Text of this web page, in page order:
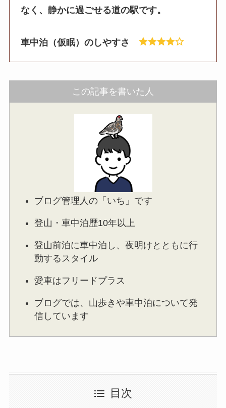
なく、静かに過ごせる道の駅です。
車中泊（仮眠）のしやすさ
この記事を書いた人
ブログ管理人の「いち」です
登山・車中泊歴10年以上
登山前泊に車中泊し、夜明けとともに行
動するスタイル
愛車はフリードプラス
ブログでは、山歩きや車中泊について発
信しています
目次